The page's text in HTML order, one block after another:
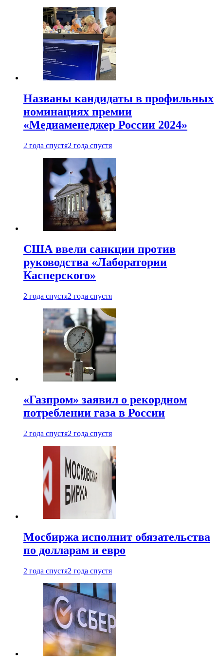
Названы кандидаты в профильных
номинациях премии
«Медиаменеджер России 2024»
2 года спустя2 года спустя
США ввели санкции против
руководства «Лаборатории
Касперского»
2 года спустя2 года спустя
«Газпром» заявил о рекордном
потреблении газа в России
2 года спустя2 года спустя
Мосбиржа исполнит обязательства
по долларам и евро
2 года спустя2 года спустя